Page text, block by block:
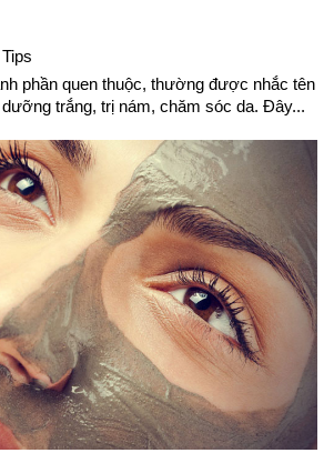
phần quen thuộc, thường được nhắc tên
trắng, trị nám, chăm sóc da. Đây...